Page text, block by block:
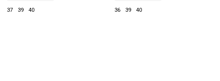
37 39 40 36 39 40